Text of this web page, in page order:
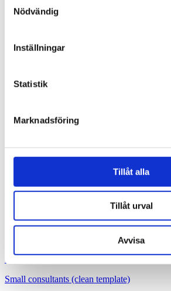
Nödvändig
Inställningar
Statistik
Marknadsföring
Tillåt alla
Tillåt urval
Avvisa
Enkät för utskick
Likviditetsberäkning
Projektplanering
Blogg
Modell för litet
Home/Uncategorized/Modell för litet
Modell för litet konsultbolag
Prova våra Excel-mallar för små konsultbolag.
Small consultants (clean template)